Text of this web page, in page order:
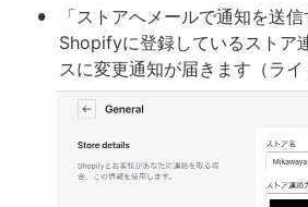
•
「ストアへメールで通知を送信
Shopifyに登録しているストア
スに変更通知が届きます（ライ